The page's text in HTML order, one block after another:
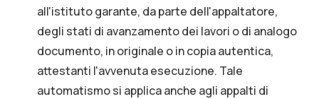
all'istituto garante, da parte dell'appaltatore,
degli stati di avanzamento dei lavori o di analogo
documento, in originale o in copia autentica,
attestanti l'avvenuta esecuzione. Tale
automatismo si applica anche agli appalti di